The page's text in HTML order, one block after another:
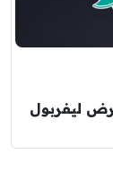
ليفربول